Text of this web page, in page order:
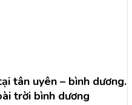
tân uyên – bình dương.
trời bình dương